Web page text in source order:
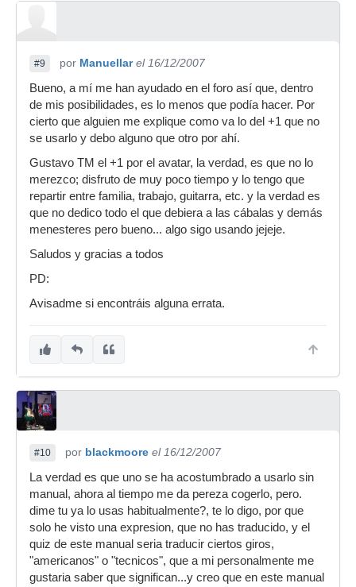
#9 por Manuellar el 16/12/2007
Bueno, a mí me han ayudado en el foro así que, dentro
de mis posibilidades, es lo menos que podía hacer. Por
cierto que alguien me explique como va lo del +1 que no
se usarlo y debo alguno que otro por ahí.
Gustavo TM el +1 por el avatar, la verdad, es que no lo
merezco; disfruto de muy poco tiempo y lo tengo que
repartir entre familia, trabajo, guitarra, etc. y la verdad es
que no dedico todo el que debiera a las cábalas y demás
menesteres pero bueno... algo sigo usando jejeje.
Saludos y gracias a todos
PD:
Avisadme si encontráis alguna errata.
#10 por blackmoore el 16/12/2007
La verdad es que uno se ha acostumbrado a usarlo sin
manual, ahora al tiempo me da pereza cogerlo, pero.
dime tu ya lo usas habitualmente?, te lo digo, por que
solo he visto una expresion, que no has traducido, y el
quiz de este manual seria traducir ciertos giros,
"americanos" o "tecnicos", que a mi personalmente me
gustaria saber que significan...y creo que en este manual